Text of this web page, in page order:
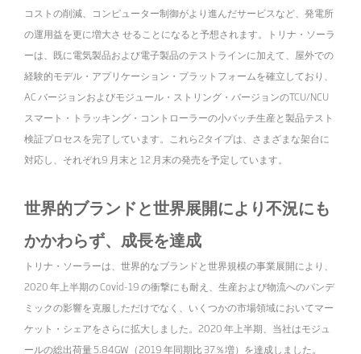
コストの削減、コンピューター制御がより進んだサービスなど、発電所
の運用益を更に増大さ せることになると予想されます。トリナ・ソーラ
ーは、既に電気製品および電子製品のテストラインに加えて、屋外での
経験的モデル・アプリケーション・プラットフォームを確立しており、
AC バージョンおよびモジュール・ストリング・バージョンのTCU/NCU
スマート・トラッキング・コントローラーの小バッチ生産と製品テスト
検証プロセスを完了しています。これら2タイプは、さまざまな架台に
対応し、それぞれ9 月末と 12 月末の発売を予定しています。
世界的ブランドと世界展開により不況にも
かかわらず、成長を達成
トリナ・ソーラーは、世界的なブランドと世界規模の事業展開により、
2020 年上半期の Covid-19 の衝撃にも耐え、生産および物流へのパンデ
ミックの影響を克服しただけでなく、いくつかの市場領域においてマー
ケット・シェアをさらに拡大しました。2020 年上半期、当社はモジュ
ールの総出荷量 5.84GW（2019 年同期比 37％増）を達成しました。